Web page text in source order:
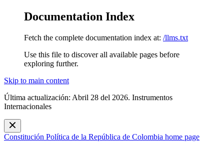
Documentation Index
Fetch the complete documentation index at: /llms.txt
Use this file to discover all available pages before
exploring further.
Skip to main content
Última actualización: Abril 28 del 2026. Instrumentos
Internacionales
Constitución Política de la República de Colombia home page